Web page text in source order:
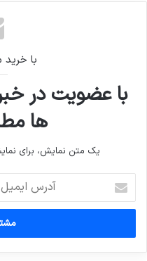
قبل براي ميناوند رخ
با
با عضویت در
ها
یک متن نمایش، برای
ایمیل
خود
وارد
کنید